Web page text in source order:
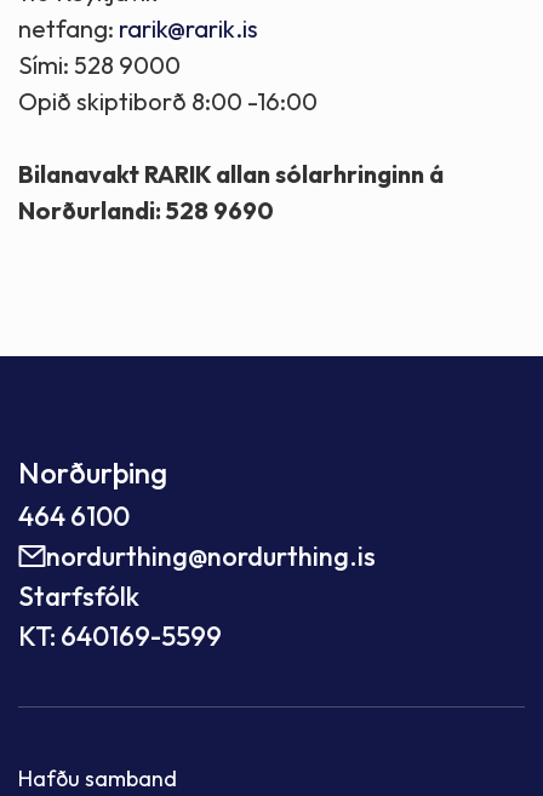
netfang: rarik@rarik.is
Sími: 528 9000
Opið skiptiborð 8:00 -16:00
Bilanavakt RARIK allan sólarhringinn á
Norðurlandi: 528 9690
Norðurþing
464 6100
nordurthing@nordurthing.is
Starfsfólk
KT: 640169-5599
Hafðu samband